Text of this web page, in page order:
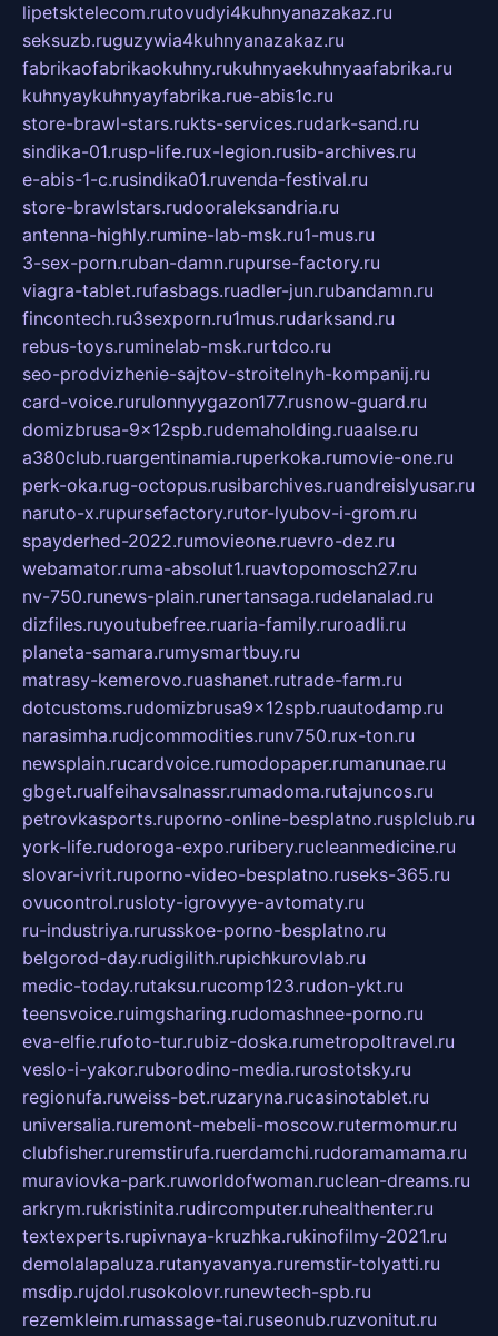
lipetsktelecom.rutovudyi4kuhnyanazakaz.ru
seksuzb.ruguzywia4kuhnyanazakaz.ru
fabrikaofabrikaokuhny.rukuhnyaekuhnyaafabrika.ru
kuhnyaykuhnyayfabrika.rue-abis1c.ru
store-brawl-stars.rukts-services.rudark-sand.ru
sindika-01.rusp-life.rux-legion.rusib-archives.ru
e-abis-1-c.rusindika01.ruvenda-festival.ru
store-brawlstars.rudooraleksandria.ru
antenna-highly.rumine-lab-msk.ru1-mus.ru
3-sex-porn.ruban-damn.rupurse-factory.ru
viagra-tablet.rufasbags.ruadler-jun.rubandamn.ru
fincontech.ru3sexporn.ru1mus.rudarksand.ru
rebus-toys.ruminelab-msk.rurtdco.ru
seo-prodvizhenie-sajtov-stroitelnyh-kompanij.ru
card-voice.rurulonnyygazon177.rusnow-guard.ru
domizbrusa-9x12spb.rudemaholding.ruaalse.ru
a380club.ruargentinamia.ruperkoka.rumovie-one.ru
perk-oka.rug-octopus.rusibarchives.ruandreislyusar.ru
naruto-x.rupursefactory.rutor-lyubov-i-grom.ru
spayderhed-2022.rumovieone.ruevro-dez.ru
webamator.ruma-absolut1.ruavtopomosch27.ru
nv-750.runews-plain.runertansaga.rudelanalad.ru
dizfiles.ruyoutubefree.ruaria-family.ruroadli.ru
planeta-samara.rumysmartbuy.ru
matrasy-kemerovo.ruashanet.rutrade-farm.ru
dotcustoms.rudomizbrusa9x12spb.ruautodamp.ru
narasimha.rudjcommodities.runv750.rux-ton.ru
newsplain.rucardvoice.rumodopaper.rumanunae.ru
gbget.rualfeihavsalnassr.rumadoma.rutajuncos.ru
petrovkasports.ruporno-online-besplatno.rusplclub.ru
york-life.rudoroga-expo.ruribery.rucleanmedicine.ru
slovar-ivrit.ruporno-video-besplatno.ruseks-365.ru
ovucontrol.rusloty-igrovyye-avtomaty.ru
ru-industriya.rurusskoe-porno-besplatno.ru
belgorod-day.rudigilith.rupichkurovlab.ru
medic-today.rutaksu.rucomp123.rudon-ykt.ru
teensvoice.ruimgsharing.rudomashnee-porno.ru
eva-elfie.rufoto-tur.rubiz-doska.rumetropoltravel.ru
veslo-i-yakor.ruborodino-media.rurostotsky.ru
regionufa.ruweiss-bet.ruzaryna.rucasinotablet.ru
universalia.ruremont-mebeli-moscow.rutermomur.ru
clubfisher.ruremstirufa.ruerdamchi.rudoramamama.ru
muraviovka-park.ruworldofwoman.ruclean-dreams.ru
arkrym.rukristinita.rudircomputer.ruhealthenter.ru
textexperts.rupivnaya-kruzhka.rukinofilmy-2021.ru
demolalapaluza.rutanyavanya.ruremstir-tolyatti.ru
msdip.rujdol.rusokolovr.runewtech-spb.ru
rezemkleim.rumassage-tai.ruseonub.ruzvonitut.ru